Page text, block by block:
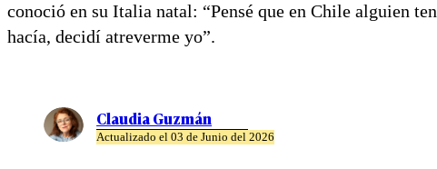
conoció en su Italia natal: “Pensé que en Chile alguien
hacía, decidí atreverme yo”.
Claudia Guzmán
Actualizado el 03 de Junio del 2026